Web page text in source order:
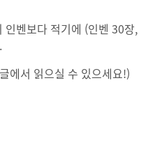
인벤보다 적기에 (인벤 30장,
에서 읽으실 수 있으세요!)